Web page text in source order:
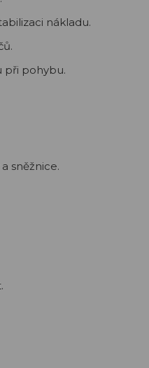
nákladu.
při pohybu.
sněžnice.